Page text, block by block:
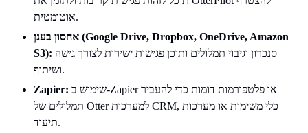
אוטומטית.
אחסון בענן (Google Drive, Dropbox, OneDrive, Amazon
S3): סנכרון וגיבוי תמלולים ותוכן פגישות ישירות לצורך גישה
ושיתוף.
Zapier: שימוש ב-Zapier או פלטפורמות דומות כדי להעביר
תמלולים של Otter למערכות CRM, כלי משימות או מערכות
תיעוד.